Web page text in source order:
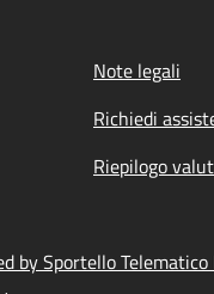
Note legali
Richiedi
Riepilogo
by Sportello